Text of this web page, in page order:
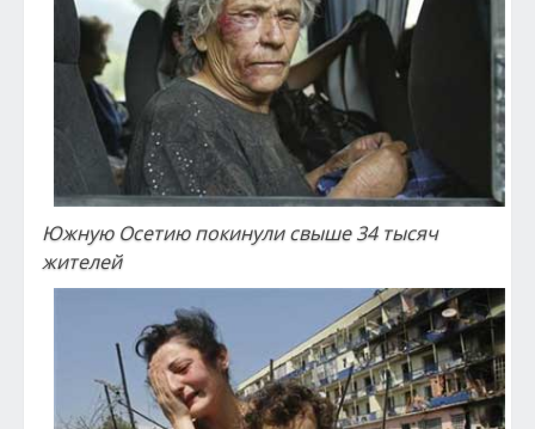
Южную Осетию покинули свыше 34 тысяч
жителей